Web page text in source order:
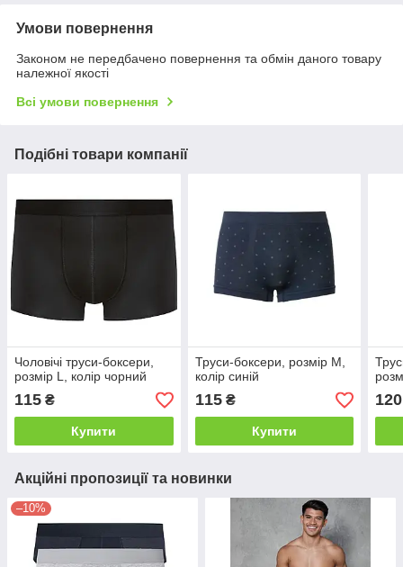
Умови повернення
Законом не передбачено повернення та обмін даного товару
належної якості
Всі умови повернення
Подібні товари компанії
Чоловічі труси-боксери,
розмір L, колір чорний
115 ₴
Купити
Труси-боксери, розмір M,
колір синій
115₴
Купити
120
Акційні пропозиції та новинки
–10%